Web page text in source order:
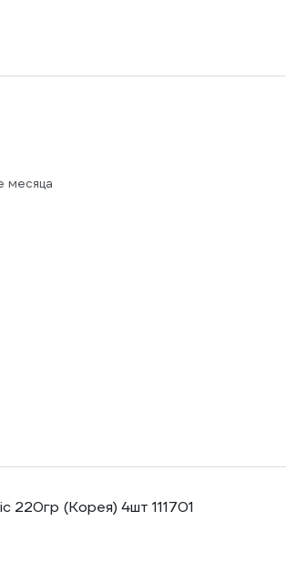
месяца
220гр (Корея) 4шт 111701